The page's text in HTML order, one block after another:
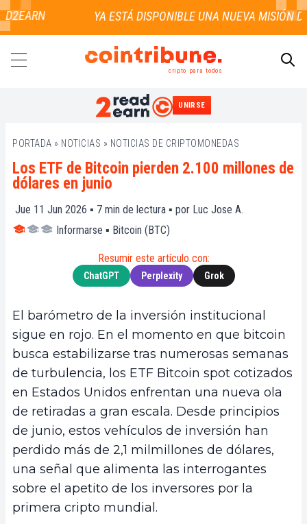
cripto para todos
UNIRSE
PORTADA » NOTICIAS » NOTICIAS DE CRIPTOMONEDAS
Los ETF de Bitcoin pierden 2.100 millones de
dólares en junio
Jue 11 Jun 2026 ▪ 7 min de lectura ▪ por Luc Jose A.
Informarse ▪ Bitcoin (BTC)
Resumir este artículo con:
ChatGPT Perplexity Grok
El barómetro de la inversión institucional
sigue en rojo. En el momento en que bitcoin
busca estabilizarse tras numerosas semanas
de turbulencia, los ETF Bitcoin spot cotizados
en Estados Unidos enfrentan una nueva ola
de retiradas a gran escala. Desde principios
de junio, estos vehículos de inversión han
perdido más de 2,1 milmillones de dólares,
una señal que alimenta las interrogantes
sobre el apetito de los inversores por la
primera cripto mundial.